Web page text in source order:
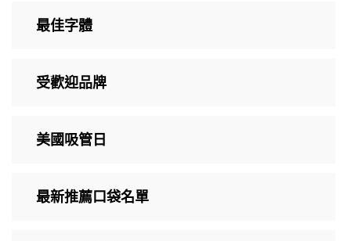
最佳字體
受歡迎品牌
美國吸管日
最新推薦口袋名單